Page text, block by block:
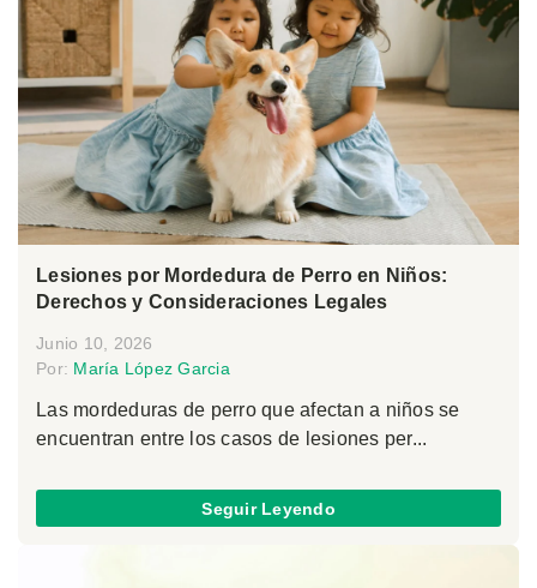
Lesiones por Mordedura de Perro en Niños:
Derechos y Consideraciones Legales
Junio 10, 2026
Por: María López Garcia
Las mordeduras de perro que afectan a niños se
encuentran entre los casos de lesiones per...
Seguir Leyendo